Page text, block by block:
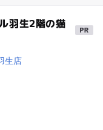
羽生2階の猫